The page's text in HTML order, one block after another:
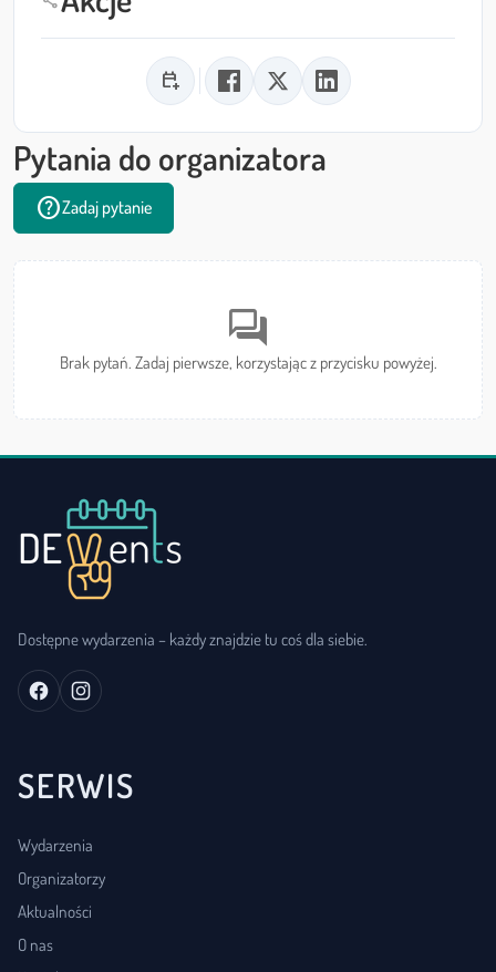
calendar_add_on
Pytania do organizatora
helpZadaj pytanie
forum
Brak pytań. Zadaj pierwsze, korzystając z przycisku powyżej.
Dostępne wydarzenia – każdy znajdzie tu coś dla siebie.
SERWIS
Wydarzenia
Organizatorzy
Aktualności
O nas